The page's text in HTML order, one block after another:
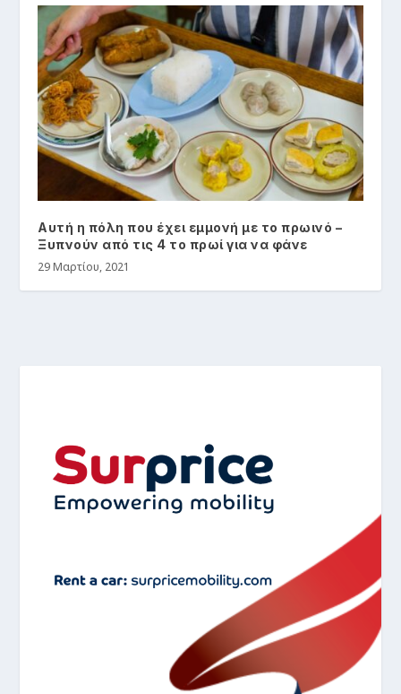
Αυτή η πόλη που έχει εμμονή με το πρωινό –
Ξυπνούν από τις 4 το πρωί για να φάνε
29 Μαρτίου, 2021